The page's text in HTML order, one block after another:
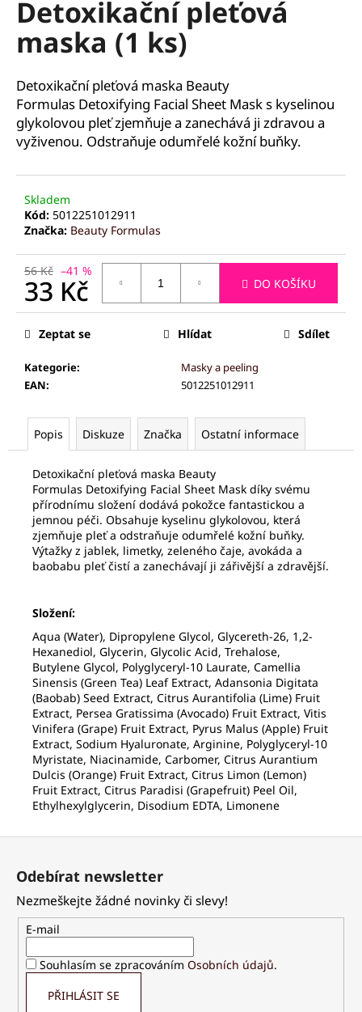
Detoxikační pleťová
maska (1 ks)
Detoxikační pleťová maska Beauty
Formulas Detoxifying Facial Sheet Mask s kyselinou
glykolovou pleť zjemňuje a zanechává ji zdravou a
vyživenou. Odstraňuje odumřelé kožní buňky.
Skladem
Kód: 5012251012911
Značka: Beauty Formulas
56 Kč –41 %
33 Kč
Měrná
DO KOŠÍKU
Kategorie:
Masky a peeling
EAN: 5012251012911
Zeptat se Hlídat Sdílet
Popis Diskuze Značka Ostatní informace
Detoxikační pleťová maska Beauty
Formulas Detoxifying Facial Sheet Mask díky svému
přírodnímu složení dodává pokožce fantastickou a
jemnou péči. Obsahuje kyselinu glykolovou, která
zjemňuje pleť a odstraňuje odumřelé kožní buňky.
Výtažky z jablek, limetky, zeleného čaje, avokáda a
baobabu pleť čistí a zanechávají ji zářivější a zdravější.
Složení:
Aqua (Water), Dipropylene Glycol, Glycereth-26, 1,2-
Hexanediol, Glycerin, Glycolic Acid, Trehalose,
Butylene Glycol, Polyglyceryl-10 Laurate, Camellia
Sinensis (Green Tea) Leaf Extract, Adansonia Digitata
(Baobab) Seed Extract, Citrus Aurantifolia (Lime) Fruit
Extract, Persea Gratissima (Avocado) Fruit Extract, Vitis
Vinifera (Grape) Fruit Extract, Pyrus Malus (Apple) Fruit
Extract, Sodium Hyaluronate, Arginine, Polyglyceryl-10
Myristate, Niacinamide, Carbomer, Citrus Aurantium
Dulcis (Orange) Fruit Extract, Citrus Limon (Lemon)
Fruit Extract, Citrus Paradisi (Grapefruit) Peel Oil,
Ethylhexylglycerin, Disodium EDTA, Limonene
a
j
t
?
D
o
p
o
u
e
PALSAR7
GALVANICKÁ
ŽEHLIČKA
NA
OBLIČEJ
5V1
229
Z
Odebírat newsletter
Nezmeškejte žádné novinky či slevy!
E-mail
Souhlasím se zpracováním Osobních údajů.
PŘIHLÁSIT SE